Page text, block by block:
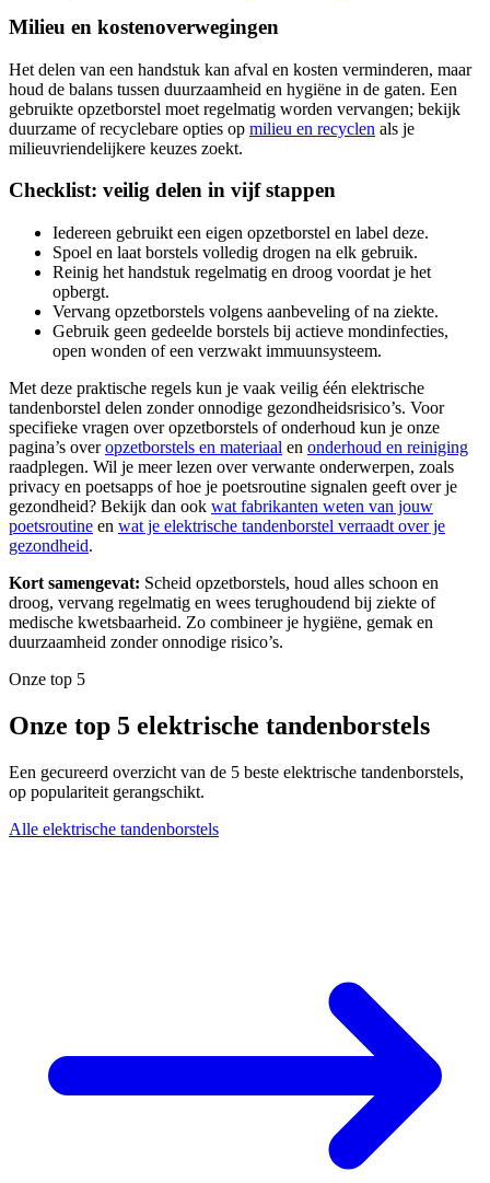
Milieu en kostenoverwegingen
Het delen van een handstuk kan afval en kosten verminderen, maar
houd de balans tussen duurzaamheid en hygiëne in de gaten. Een
gebruikte opzetborstel moet regelmatig worden vervangen; bekijk
duurzame of recyclebare opties op milieu en recyclen als je
milieuvriendelijkere keuzes zoekt.
Checklist: veilig delen in vijf stappen
Iedereen gebruikt een eigen opzetborstel en label deze.
Spoel en laat borstels volledig drogen na elk gebruik.
Reinig het handstuk regelmatig en droog voordat je het
opbergt.
Vervang opzetborstels volgens aanbeveling of na ziekte.
Gebruik geen gedeelde borstels bij actieve mondinfecties,
open wonden of een verzwakt immuunsysteem.
Met deze praktische regels kun je vaak veilig één elektrische
tandenborstel delen zonder onnodige gezondheidsrisico’s. Voor
specifieke vragen over opzetborstels of onderhoud kun je onze
pagina’s overopzetborstels en materiaal en onderhoud en reiniging
raadplegen. Wil je meer lezen over verwante onderwerpen, zoals
privacy en poetsapps of hoe je poetsroutine signalen geeft over je
gezondheid? Bekijk dan ook wat fabrikanten weten van jouw
poetsroutine en wat je elektrische tandenborstel verraadt over je
gezondheid.
Kort samengevat: Scheid opzetborstels, houd alles schoon en
droog, vervang regelmatig en wees terughoudend bij ziekte of
medische kwetsbaarheid. Zo combineer je hygiëne, gemak en
duurzaamheid zonder onnodige risico’s.
Onze top 5
Onze top 5 elektrische tandenborstels
Een gecureerd overzicht van de 5 beste elektrische tandenborstels,
op populariteit gerangschikt.
Alle elektrische tandenborstels